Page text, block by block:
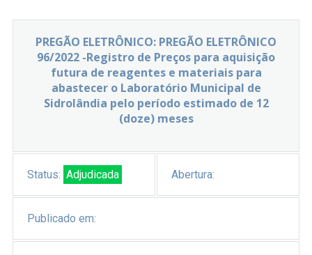
PREGÃO ELETRÔNICO: PREGÃO ELETRÔNICO
96/2022 -Registro de Preços para aquisição
futura de reagentes e materiais para
abastecer o Laboratório Municipal de
Sidrolândia pelo período estimado de 12
(doze) meses
Status: Adjudicada Abertura:
Publicado em: